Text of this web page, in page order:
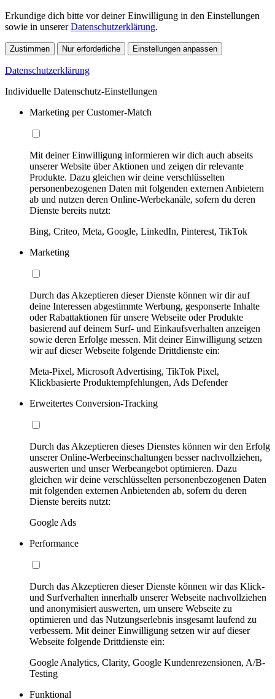
Erkundige dich bitte vor deiner Einwilligung in den Einstellungen
sowie in unsererDatenschutzerklärung.
Zustimmen Nur erforderliche Einstellungen anpassen
Datenschutzerklärung
Individuelle Datenschutz-Einstellungen
Marketing per Customer-Match
Mit deiner Einwilligung informieren wir dich auch abseits
unserer Website über Aktionen und zeigen dir relevante
Produkte. Dazu gleichen wir deine verschlüsselten
personenbezogenen Daten mit folgenden externen Anbietern
ab und nutzen deren Online-Werbekanäle, sofern du deren
Dienste bereits nutzt:
Bing, Criteo, Meta, Google, LinkedIn, Pinterest, TikTok
Marketing
Durch das Akzeptieren dieser Dienste können wir dir auf
deine Interessen abgestimmte Werbung, gesponserte Inhalte
oder Rabattaktionen für unsere Webseite oder Produkte
basierend auf deinem Surf- und Einkaufsverhalten anzeigen
sowie deren Erfolge messen. Mit deiner Einwilligung setzen
wir auf dieser Webseite folgende Drittdienste ein:
Meta-Pixel, Microsoft Advertising, TikTok Pixel,
Klickbasierte Produktempfehlungen, Ads Defender
Erweitertes Conversion-Tracking
Durch das Akzeptieren dieses Dienstes können wir den Erfolg
unserer Online-Werbeeinschaltungen besser nachvollziehen,
auswerten und unser Werbeangebot optimieren. Dazu
gleichen wir deine verschlüsselten personenbezogenen Daten
mit folgenden externen Anbietenden ab, sofern du deren
Dienste bereits nutzt:
Google Ads
Performance
Durch das Akzeptieren dieser Dienste können wir das Klick-
und Surfverhalten innerhalb unserer Webseite nachvollziehen
und anonymisiert auswerten, um unsere Webseite zu
optimieren und das Nutzungserlebnis insgesamt laufend zu
verbessern. Mit deiner Einwilligung setzen wir auf dieser
Webseite folgende Drittdienste ein:
Google Analytics, Clarity, Google Kundenrezensionen, A/B-
Testing
Funktional